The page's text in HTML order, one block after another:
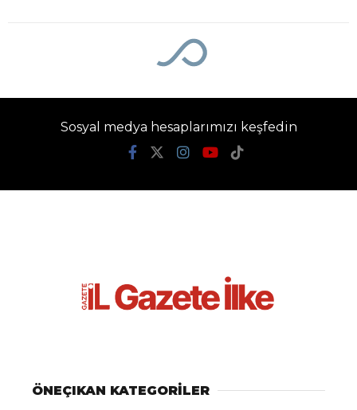
Recep Tayyip
Erdoğan Camii hızla
yükseliyor